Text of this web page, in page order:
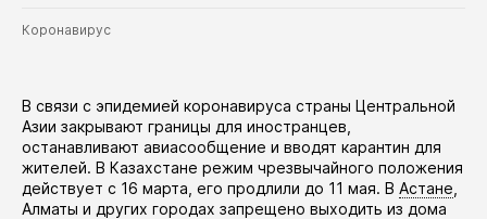
Коронавирус
В связи с эпидемией коронавируса страны Центральной
Азии закрывают границы для иностранцев,
останавливают авиасообщение и вводят карантин для
жителей. В Казахстане режим чрезвычайного положения
действует с 16 марта, его продлили до 11 мая. В Астане
Алматы и других городах запрещено выходить из дома